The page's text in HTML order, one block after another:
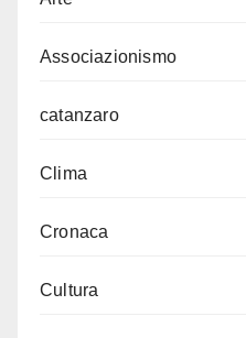
Associazionismo
catanzaro
Clima
Cronaca
Cultura